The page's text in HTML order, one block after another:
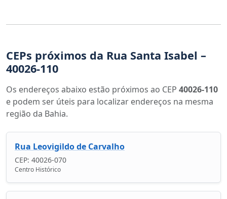
CEPs próximos da Rua Santa Isabel –
40026-110
Os endereços abaixo estão próximos ao CEP 40026-110
e podem ser úteis para localizar endereços na mesma
região da Bahia.
Rua Leovigildo de Carvalho
CEP: 40026-070
Centro Histórico